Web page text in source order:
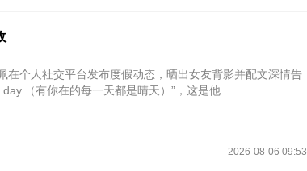
在个人社交平台发布度假动态，晒出女友背影并配文深情告
（有你在的每一天都是晴天）”，这是他
2026-08-06 09:53